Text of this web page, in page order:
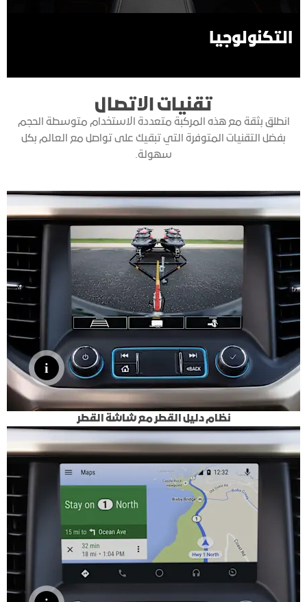
التكنولوجيا
تقنيات الاتصال
انطلق بثقة مع هذه المركبة متعددة الاستخدام متوسطة الحجم
بفضل التقنيات المتوفرة التي تبقيك على تواصل مع العالم بكل
سهولة.
نظام دليل القطر مع شاشة القطر